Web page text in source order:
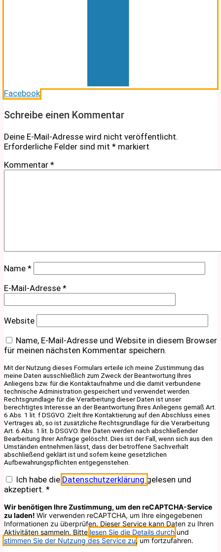
Facebook
Schreibe einen Kommentar
Deine E-Mail-Adresse wird nicht veröffentlicht.
Erforderliche Felder sind mit * markiert
Kommentar *
Name *
E-Mail-Adresse *
Website
Name, E-Mail-Adresse und Website in diesem Browser
für meinen nächsten Kommentar speichern.
Mit der Nutzung dieses Formulars erteile ich meine Zustimmung das
meine Daten ausschließlich zum Zweck der Beantwortung Ihres
Anliegens bzw. für die Kontaktaufnahme und die damit verbundene
technische Administration gespeichert und verwendet werden.
Rechtsgrundlage für die Verarbeitung dieser Daten ist unser
berechtigtes Interesse an der Beantwortung Ihres Anliegens gemäß Art.
6 Abs. 1 lit. f DSGVO. Zielt Ihre Kontaktierung auf den Abschluss eines
Vertrages ab, so ist zusätzliche Rechtsgrundlage für die Verarbeitung
Art. 6 Abs. 1 lit. b DSGVO. Ihre Daten werden nach abschließender
Bearbeitung Ihrer Anfrage gelöscht. Dies ist der Fall, wenn sich aus den
Umständen entnehmen lässt, dass der betroffene Sachverhalt
abschließend geklärt ist und sofern keine gesetzlichen
Aufbewahrungspflichten entgegenstehen.
Ich habe die Datenschutzerklärung gelesen und
akzeptiert. *
Wir benötigen Ihre Zustimmung, um den reCAPTCHA-Service
zu laden! Wir verwenden reCAPTCHA, um Ihre eingegebenen
Informationen zu überprüfen. Dieser Service kann Daten zu Ihren
Aktivitäten sammeln. Bitte lesen Sie die Details durch und
stimmen Sie der Nutzung des Service zu, um fortzufahren.